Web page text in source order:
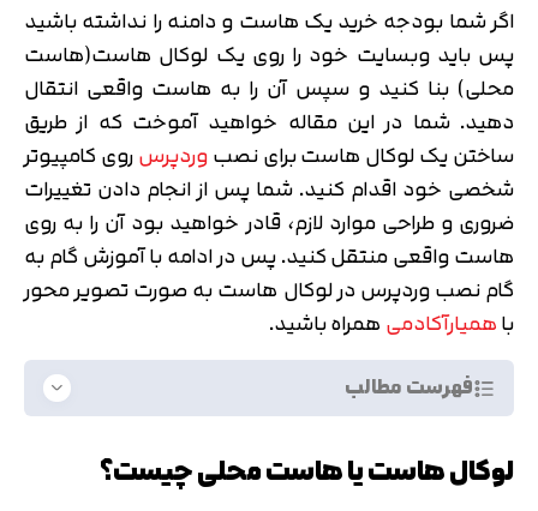
اگر شما بودجه خرید یک هاست و دامنه را نداشته باشید
پس باید وبسایت خود را روی یک لوکال هاست(هاست
محلی) بنا کنید و سپس آن را به هاست واقعی انتقال
دهید. شما در این مقاله خواهید آموخت که از طریق
ساختن یک لوکال هاست برای نصبوردپرسروی کامپیوتر
شخصی خود اقدام کنید. شما پس از انجام دادن تغییرات
ضروری و طراحی موارد لازم، قادر خواهید بود آن را به روی
هاست واقعی منتقل کنید. پس در ادامه با آموزش گام به
گام نصب وردپرس در لوکال هاست به صورت تصویر محور
باهمیارآکادمیهمراه باشید.
فهرست مطالب
لوکال هاست یا هاست محلی چیست؟